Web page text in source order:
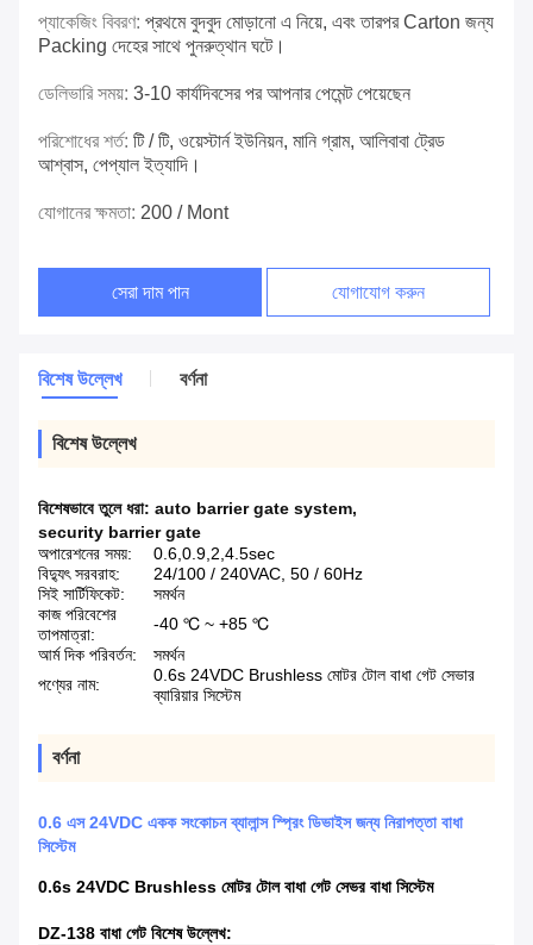
প্যাকেজিং বিবরণ: প্রথমে বুদবুদ মোড়ানো এ নিয়ে, এবং তারপর Carton জন্য
Packing দেহের সাথে পুনরুত্থান ঘটে।
ডেলিভারি সময়: 3-10 কার্যদিবসের পর আপনার পেমেন্ট পেয়েছেন
পরিশোধের শর্ত: টি / টি, ওয়েস্টার্ন ইউনিয়ন, মানি গ্রাম, আলিবাবা ট্রেড
আশ্বাস, পেপ্যাল ​​ইত্যাদি।
যোগানের ক্ষমতা: 200 / Mont
সেরা দাম পান যোগাযোগ করুন
বিশেষ উল্লেখ বর্ণনা
বিশেষ উল্লেখ
বিশেষভাবে তুলে ধরা: auto barrier gate system,
security barrier gate
অপারেশনের সময়:
0.6,0.9,2,4.5sec
বিদ্যুৎ সরবরাহ:
24/100 / 240VAC, 50 / 60Hz
সিই সার্টিফিকেট:
সমর্থন
কাজ পরিবেশের
তাপমাত্রা:
-40 ℃ ~ +85 ℃
আর্ম দিক পরিবর্তন:
সমর্থন
পণ্যের নাম:
0.6s 24VDC Brushless মোটর টোল বাধা গেট সেভার
ব্যারিয়ার সিস্টেম
বর্ণনা
0.6 এস 24VDC একক সংকোচন ব্যালান্স স্প্রিং ডিভাইস জন্য নিরাপত্তা বাধা
সিস্টেম
0.6s 24VDC Brushless মোটর টোল বাধা গেট সেভর বাধা সিস্টেম
DZ-138 বাধা গেট বিশেষ উল্লেখ: